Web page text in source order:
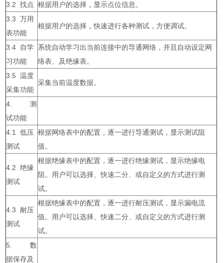
3.2 找点 根据用户的选择，显示点位信息。
3.3 万用
表功能
根据用户的选择，快速进行各种测试，方便调试。
3.4 自学
习功能
系统自动学习出当前连接中的导通网络，并且自动设定网
络表、及绝缘表。
3.5 温度
采集功能
采集当前温度数据。
4. 测
试功能
4.1 低压
测试
根据网络表中的配置，逐一进行导通测试，显示测试阻
值。
4.2 绝缘
测试
根据绝缘表中的配置，逐一进行绝缘测试，显示绝缘电
阻。用户可以选择、快速二分、或自定义的方式进行测
试。
4.3 耐压
测试
根据绝缘表中的配置，逐一进行耐压测试，显示漏电流
值。用户可以选择、快速二分、或自定义的方式进行测
试。
5. 数
据保存及